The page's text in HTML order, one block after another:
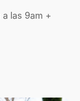
las 9am +